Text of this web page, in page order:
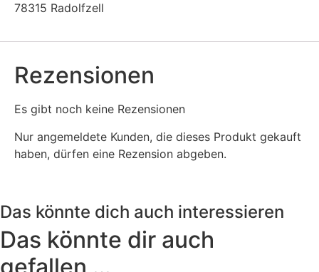
78315 Radolfzell
Rezensionen
Es gibt noch keine Rezensionen
Nur angemeldete Kunden, die dieses Produkt gekauft
haben, dürfen eine Rezension abgeben.
Das könnte dich auch interessieren
Das könnte dir auch